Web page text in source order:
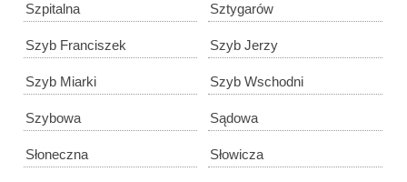
Szpitalna Sztygarów
Szyb Franciszek Szyb Jerzy
Szyb Miarki Szyb Wschodni
Szybowa Sądowa
Słoneczna Słowicza